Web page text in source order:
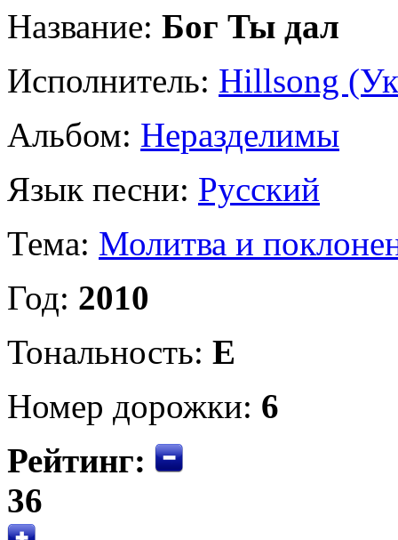
Название: Бог Ты дал
Исполнитель: Hillsong
Альбом: Неразделимы
Язык песни: Русский
Тема: Молитва и
Год: 2010
Тональность: E
Номер дорожки: 6
Рейтинг:
36